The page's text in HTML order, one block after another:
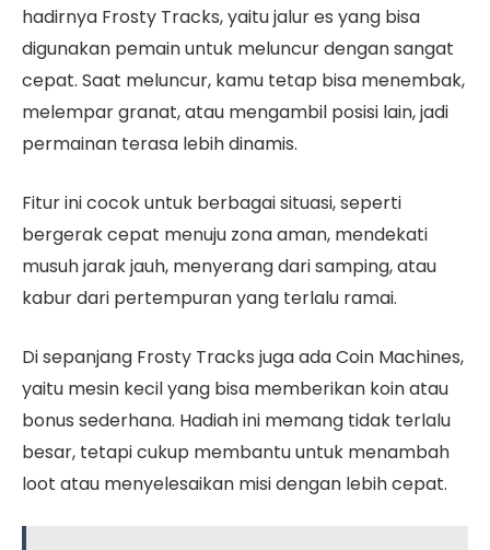
hadirnya Frosty Tracks, yaitu jalur es yang bisa
digunakan pemain untuk meluncur dengan sangat
cepat. Saat meluncur, kamu tetap bisa menembak,
melempar granat, atau mengambil posisi lain, jadi
permainan terasa lebih dinamis.
Fitur ini cocok untuk berbagai situasi, seperti
bergerak cepat menuju zona aman, mendekati
musuh jarak jauh, menyerang dari samping, atau
kabur dari pertempuran yang terlalu ramai.
Di sepanjang Frosty Tracks juga ada Coin Machines,
yaitu mesin kecil yang bisa memberikan koin atau
bonus sederhana. Hadiah ini memang tidak terlalu
besar, tetapi cukup membantu untuk menambah
loot atau menyelesaikan misi dengan lebih cepat.